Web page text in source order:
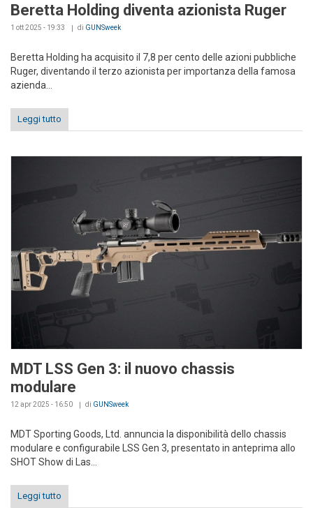
Beretta Holding diventa azionista Ruger
1 ott 2025 - 19:33 di GUNSweek
Beretta Holding ha acquisito il 7,8 per cento delle azioni pubbliche
Ruger, diventando il terzo azionista per importanza della famosa
azienda...
Leggi tutto
MDT LSS Gen 3: il nuovo chassis
modulare
12 apr 2025 - 16:50 di GUNSweek
MDT Sporting Goods, Ltd. annuncia la disponibilità dello chassis
modulare e configurabile LSS Gen 3, presentato in anteprima allo
SHOT Show di Las...
Leggi tutto